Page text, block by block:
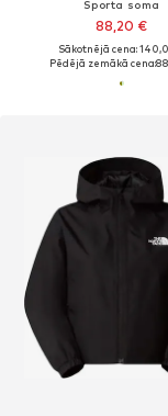
Sporta soma
88,20 €
Sākotnējā cena:
Pēdējā zemākā cena: